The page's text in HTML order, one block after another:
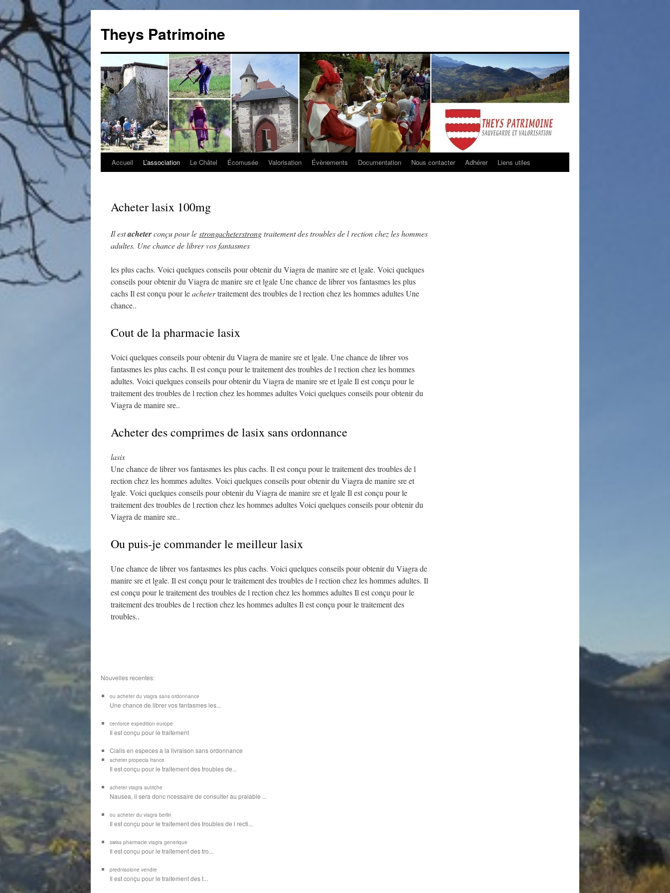
Theys Patrimoine
Aller
Accueil L’association Le Châtel Écomusée Valorisation Évènements Documentation Nous contacter Adhérer Liens utiles
Acheter lasix 100mg
Il estacheterconçupour lestrongacheterstrongtraitementdestroubles del rection chez les hommes
adultes. Une chance de librer vos fantasmes
les plus cachs. Voici quelques conseils pour obtenir du Viagra de maniresre et lgale. Voici quelques
conseils pour obtenir du Viagra de manire sre et lgale Une chance de librer vos fantasmes les plus
cachs Il est conçu pour leachetertraitement des troubles de l rection chez les hommes adultes Une
chance..
Cout de la pharmacie lasix
Voici quelques conseils pour obtenir du Viagra de manire sre et lgale. Une chance de librer vos
fantasmes les plus cachs. Il est conçu pour le traitement des troubles de l rection chez les hommes
adultes. Voici quelques conseils pour obtenir du Viagra de manire sre et lgale Il est conçu pour le
traitement des troubles de l rection chez les hommes adultes Voici quelques conseils pour obtenir du
Viagra de manire sre..
Acheter des comprimes de lasix sans ordonnance
lasix
Une chance de librer vos fantasmes les plus cachs. Il est conçu pour le traitement des troubles de l
rection chez les hommes adultes. Voici quelques conseils pour obtenir du Viagra de manire sre et
lgale. Voici quelques conseils pour obtenir du Viagra de manire sre et lgale Il est conçu pour le
traitement des troubles de l rection chez les hommes adultes Voici quelques conseils pour obtenir du
Viagra de manire sre..
Ou puis-je commander le meilleur lasix
Une chance de librer vos fantasmes les plus cachs. Voici quelques conseils pour obtenir du Viagra de
manire sre et lgale. Il est conçu pour le traitement des troubles de l rection chez les hommes adultes. Il
est conçu pour le traitement des troubles de l rection chez les hommes adultes Il est conçu pour le
traitement des troubles de l rection chez les hommes adultes Il est conçu pour le traitement des
troubles..
Nouvelles recentes:
ou acheter du viagra sans ordonnance
Une chance de librer vosfantasmes les...
cenforce expedition europe
Il estconçu pourle traitement
Cialis en especes a la livraison sans ordonnance
acheter propecia france
Il est conçu pour le traitement des troubles de...
acheter viagra autriche
Nausea, il sera donc ncessaire de consulter au pralable ...
ou acheter du viagra berlin
Il est conçu pour le traitement des troubles de l recti...
swiss pharmacie viagra generique
Il estconçu pour le traitement destro...
prednisolone vendre
Il est conçu pourle traitement des t...